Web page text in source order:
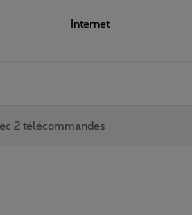
Internet
2 télécommandes